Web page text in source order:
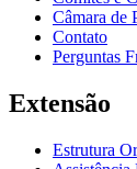
Câmara de
Contato
Perguntas
Extensão
Estrutura